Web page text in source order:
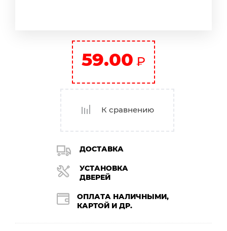
59.00 ₽
К сравнению
ДОСТАВКА
УСТАНОВКА
ДВЕРЕЙ
ОПЛАТА НАЛИЧНЫМИ,
КАРТОЙ И ДР.